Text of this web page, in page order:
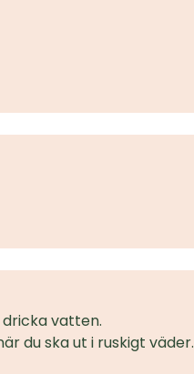
vatten.
du ska ut i ruskigt väder.